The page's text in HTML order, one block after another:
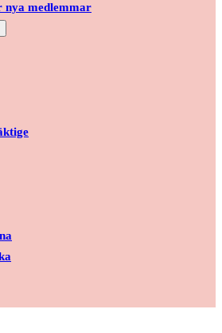
nya medlemmar